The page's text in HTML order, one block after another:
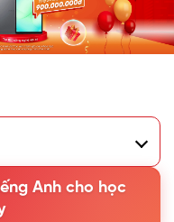
Anh cho học